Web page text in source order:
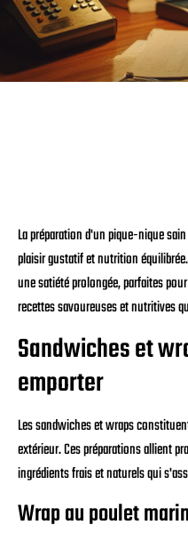
La préparation d'un pique-nique
plaisir gustatif et nutrition
une satiété prolongée, parfaites
recettes savoureuses et nutritives
Sandwiches et
emporter
Les sandwiches et wraps
extérieur. Ces préparations allient
ingrédients frais et naturels qui
Wrap au poulet